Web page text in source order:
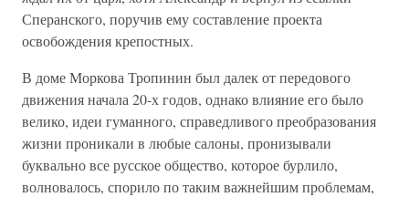
Сперанского, поручив ему составление проекта
освобождения крепостных.
В доме Моркова Тропинин был далек от передового
движения начала 20-х годов, однако влияние его было
велико, идеи гуманного, справедливого преобразования
жизни проникали в любые салоны, пронизывали
буквально все русское общество, которое бурлило,
волновалось, спорило по таким важнейшим проблемам,